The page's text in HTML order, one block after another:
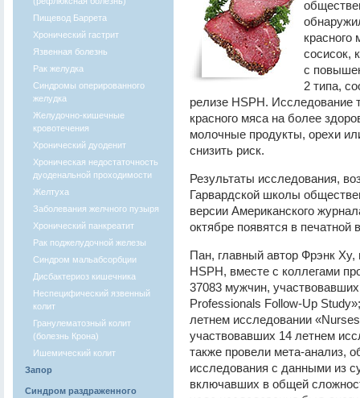
Пищевод Баррета
Хронический гастрит
Язвенная болезнь
Рак желудка
Синдромы оперированного
желудка
Желудочно-кишечные
кровотечения
Хронический дуоденит
Хроническая недостаточность
дуоденальной проходимости
Желтуха
Заболевания желчного пузыря
Хронический панкреатит
Рак поджелудочной железы
Синдром мальабсорбции
Дисбактериоз кишечника
Неспецифический язвенный
колит
Гранулематозный колит
(болезнь Крона)
Ишемический колит
Запор
Синдром раздраженного
красного
сосисок,
с
2 типа,
релизе HSPH. Исследование
красного мяса на более
молочные продукты, орехи
снизить риск.
Результаты исследования,
Гарвардской школы
версии Американского
октябре появятся в печатной
Пан, главный автор Фрэнк
HSPH, вместе с коллегами
37083 мужчин,
Professionals Follow-Up
летнем исследовании
участвовавших 14 летнем
также провели мета-анализ,
исследования с данными из
включавших в общей